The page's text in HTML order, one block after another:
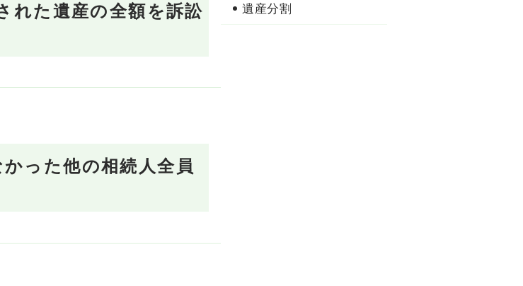
れた遺産の全額を訴訟
った他の相続人全員
遺産分割